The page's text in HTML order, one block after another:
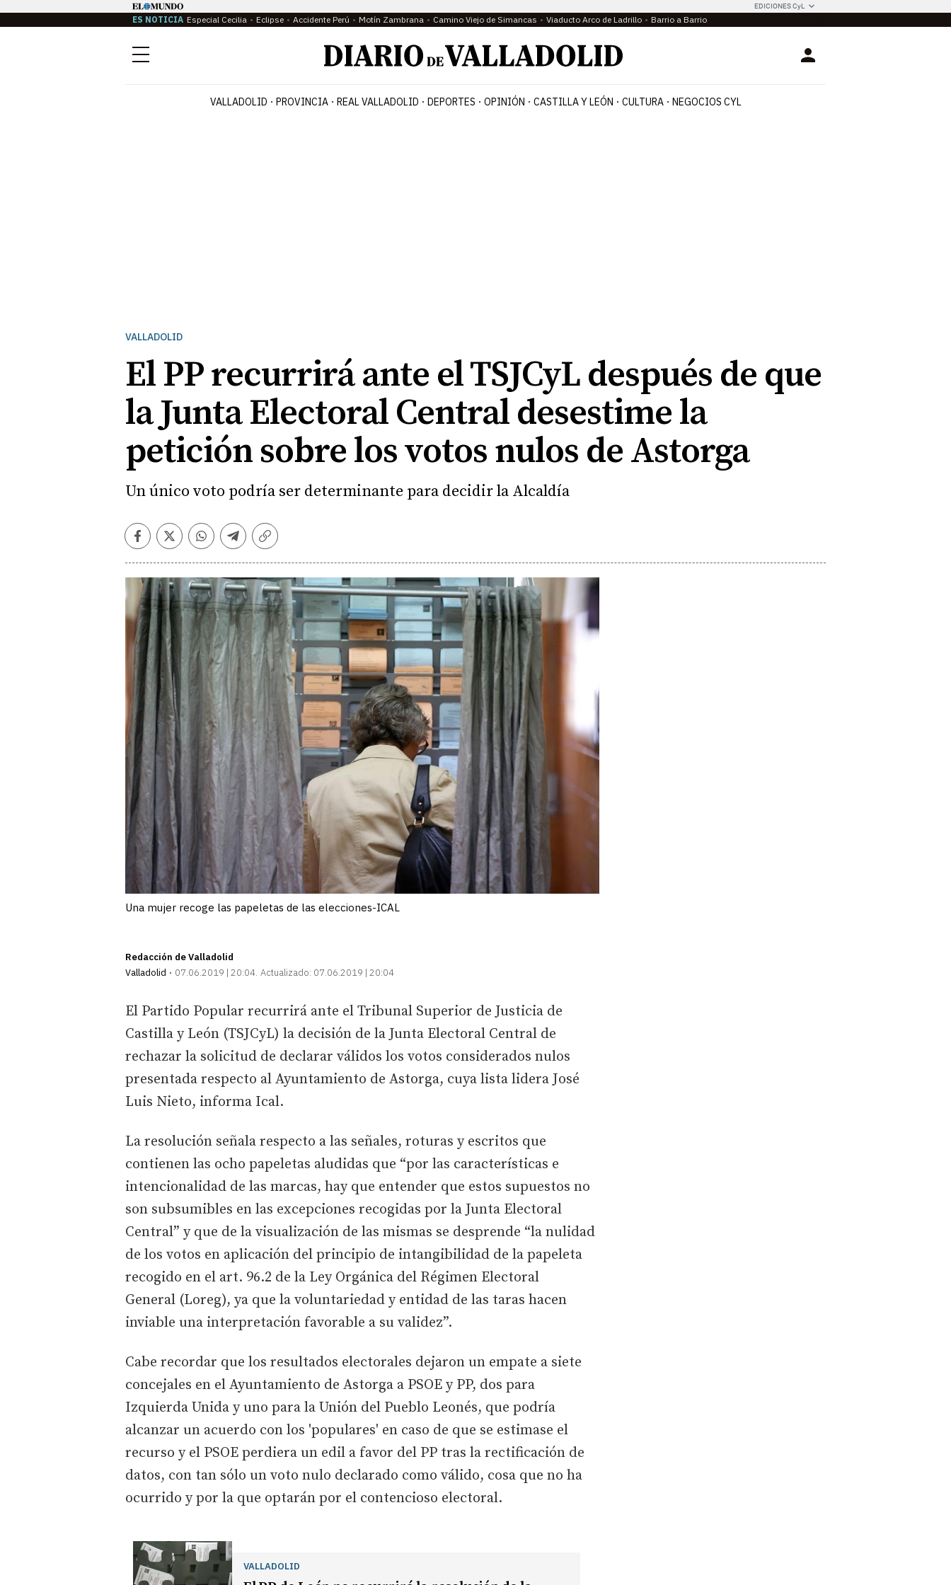
EDICIONES CyL
ES NOTICIA Especial Cecilia Eclipse Accidente Perú Motín Zambrana Camino Viejo de Simancas Viaducto Arco de Ladrillo Barrio a Barrio
Menú Login
VALLADOLID PROVINCIA REAL VALLADOLID DEPORTES OPINIÓN CASTILLA Y LEÓN CULTURA NEGOCIOS CYL
VALLADOLID
El PP recurrirá ante el TSJCyL después de que
la Junta Electoral Central desestime la
petición sobre los votos nulos de Astorga
Un único voto podría ser determinante para decidir la Alcaldía
Facebook
TwitterWhatsapp
Telegram
Copiar
Una mujer recoge las papeletas de las elecciones-ICAL
Redacción de Valladolid
Valladolid
07.06.2019 | 20:04 Actualizado: 07.06.2019 | 20:04
El Partido Popular recurrirá ante el Tribunal Superior de Justicia de
Castilla y León (TSJCyL) la decisión de la Junta Electoral Central de
rechazar la solicitud de declarar válidos los votos considerados nulos
presentada respecto al Ayuntamiento de Astorga, cuya lista lidera José
Luis Nieto, informa Ical.
La resolución señala respecto a las señales, roturas y escritos que
contienen las ocho papeletas aludidas que “por las características e
intencionalidad de las marcas, hay que entender que estos supuestos no
son subsumibles en las excepciones recogidas por la Junta Electoral
Central” y que de la visualización de las mismas se desprende “la nulidad
de los votos en aplicación del principio de intangibilidad de la papeleta
recogido en el art. 96.2 de la Ley Orgánica del Régimen Electoral
General (Loreg), ya que la voluntariedad y entidad de las taras hacen
inviable una interpretación favorable a su validez”.
Cabe recordar que los resultados electorales dejaron un empate a siete
concejales en el Ayuntamiento de Astorga a PSOE y PP, dos para
Izquierda Unida y uno para la Unión del Pueblo Leonés, que podría
alcanzar un acuerdo con los 'populares' en caso de que se estimase el
recurso y el PSOE perdiera un edil a favor del PP tras la rectificación de
datos, con tan sólo un voto nulo declarado como válido, cosa que no ha
ocurrido y por la que optarán por el contencioso electoral.
VALLADOLID